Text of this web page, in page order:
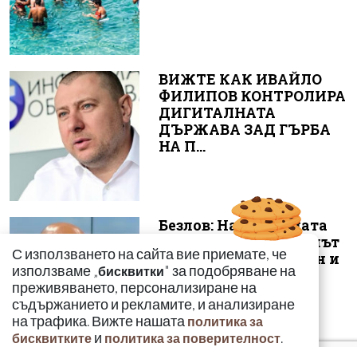
ВИЖТЕ КАК ИВАЙЛО
ФИЛИПОВ КОНТРОЛИРА
ДИГИТАЛНАТА
ДЪРЖАВА ЗАД ГЪРБА
НА П...
Безлов: Най-голямата
опасност е фентанилът
да се смесва с кокаин и
„би...
С използването на сайта вие приемате, че
използваме „бисквитки" за подобряване на
преживяването, персонализиране на
съдържанието и рекламите, и анализиране
на трафика. Вижте нашата политика за
бисквитките и политика за поверителност.